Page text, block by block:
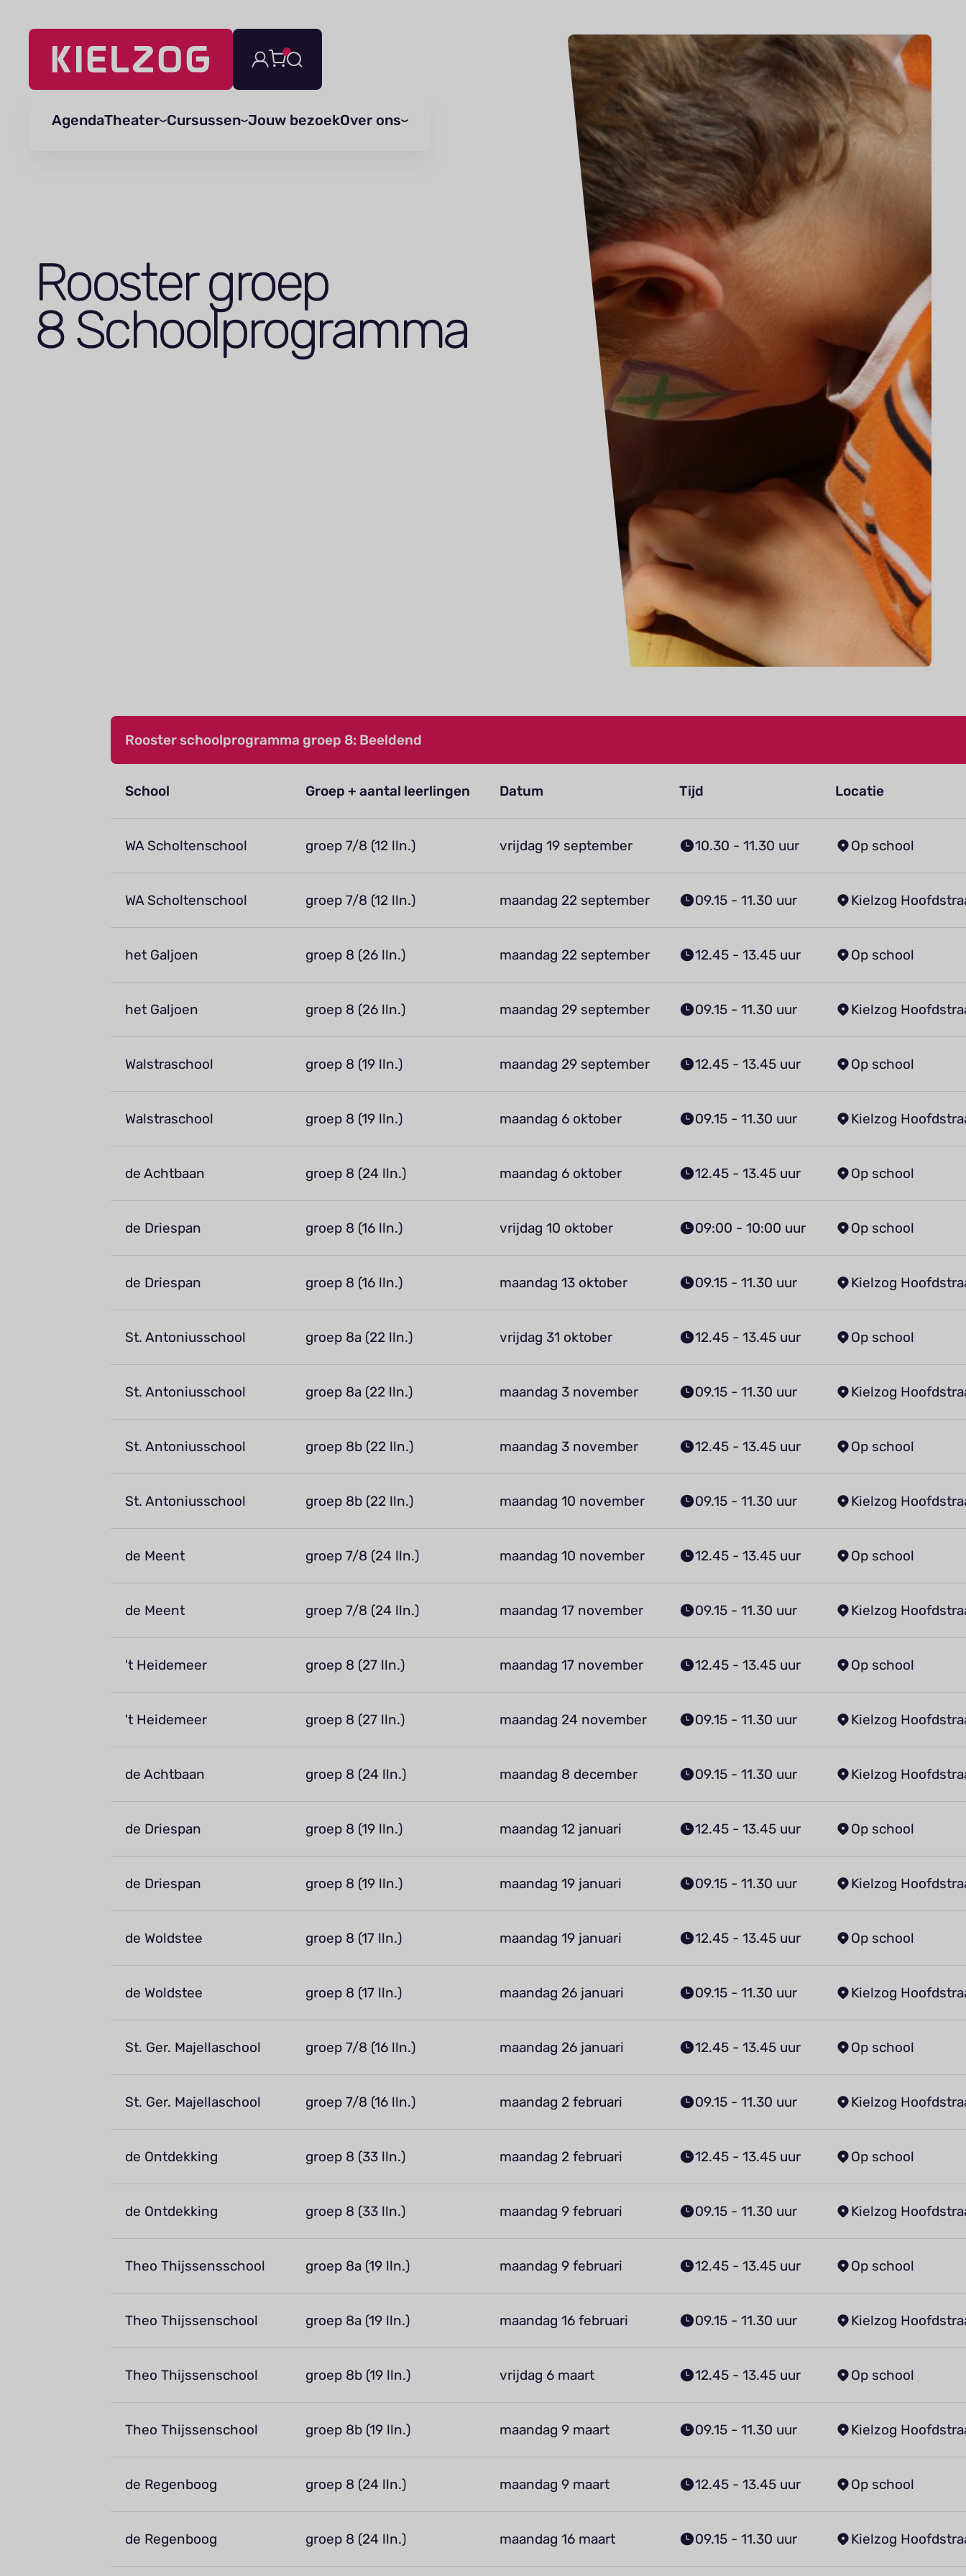
Navigatie
AgendaTheater Cursussen Jouw bezoekOver ons
Rooster groep
8Schoolprogramma
Rooster schoolprogramma groep 8: Beeldend
School Groep + aantal leerlingen Datum Tijd Locatie
WA Scholtenschool groep 7/8 (12 lln.) vrijdag 19 september 10.30 - 11.30 uur Op school
WA Scholtenschool groep 7/8 (12 lln.) maandag 22 september 09.15 - 11.30 uur Kielzog
het Galjoen groep 8 (26 lln.) maandag 22 september 12.45 - 13.45 uur Op school
het Galjoen groep 8 (26 lln.) maandag 29 september 09.15 - 11.30 uur Kielzog
Walstraschool groep 8 (19 lln.) maandag 29 september 12.45 - 13.45 uur Op school
Walstraschool groep 8 (19 lln.) maandag 6 oktober 09.15 - 11.30 uur Kielzog
de Achtbaan groep 8 (24 lln.) maandag 6 oktober 12.45 - 13.45 uur Op school
de Driespan groep 8 (16 lln.) vrijdag 10 oktober 09:00 - 10:00 uur Op school
de Driespan groep 8 (16 lln.) maandag 13 oktober 09.15 - 11.30 uur Kielzog
St. Antoniusschool groep 8a (22 lln.) vrijdag 31 oktober 12.45 - 13.45 uur Op school
St. Antoniusschool groep 8a (22 lln.) maandag 3 november 09.15 - 11.30 uur Kielzog
St. Antoniusschool groep 8b (22 lln.) maandag 3 november 12.45 - 13.45 uur Op school
St. Antoniusschool groep 8b (22 lln.) maandag 10 november 09.15 - 11.30 uur Kielzog
de Meent groep 7/8 (24 lln.) maandag 10 november 12.45 - 13.45 uur Op school
de Meent groep 7/8 (24 lln.) maandag 17 november 09.15 - 11.30 uur Kielzog
't Heidemeer groep 8 (27 lln.) maandag 17 november 12.45 - 13.45 uur Op school
't Heidemeer groep 8 (27 lln.) maandag 24 november 09.15 - 11.30 uur Kielzog
de Achtbaan groep 8 (24 lln.) maandag 8 december 09.15 - 11.30 uur Kielzog
de Driespan groep 8 (19 lln.) maandag 12 januari 12.45 - 13.45 uur Op school
de Driespan groep 8 (19 lln.) maandag 19 januari 09.15 - 11.30 uur Kielzog
de Woldstee groep 8 (17 lln.) maandag 19 januari 12.45 - 13.45 uur Op school
de Woldstee groep 8 (17 lln.) maandag 26 januari 09.15 - 11.30 uur Kielzog
St. Ger. Majellaschool groep 7/8 (16 lln.) maandag 26 januari 12.45 - 13.45 uur Op school
St. Ger. Majellaschool groep 7/8 (16 lln.) maandag 2 februari 09.15 - 11.30 uur Kielzog
de Ontdekking groep 8 (33 lln.) maandag 2 februari 12.45 - 13.45 uur Op school
de Ontdekking groep 8 (33 lln.) maandag 9 februari 09.15 - 11.30 uur Kielzog
Theo Thijssensschool groep 8a (19 lln.) maandag 9 februari 12.45 - 13.45 uur Op school
Theo Thijssenschool groep 8a (19 lln.) maandag 16 februari 09.15 - 11.30 uur Kielzog
Theo Thijssenschool groep 8b (19 lln.) vrijdag 6 maart 12.45 - 13.45 uur Op school
Theo Thijssenschool groep 8b (19 lln.) maandag 9 maart 09.15 - 11.30 uur Kielzog
de Regenboog groep 8 (24 lln.) maandag 9 maart 12.45 - 13.45 uur Op school
de Regenboog groep 8 (24 lln.) maandag 16 maart 09.15 - 11.30 uur Kielzog